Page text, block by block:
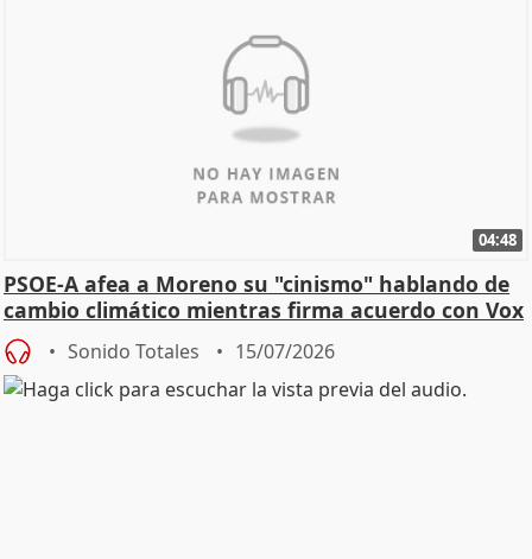
04:48
PSOE-A afea a Moreno su "cinismo" hablando de
cambio climático mientras firma acuerdo con Vox
Sonido Totales 15/07/2026